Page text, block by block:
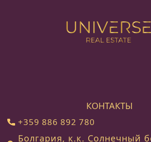
КОНТАКТЫ
+359 886 892 780
Болгария, к.к. Солнечный